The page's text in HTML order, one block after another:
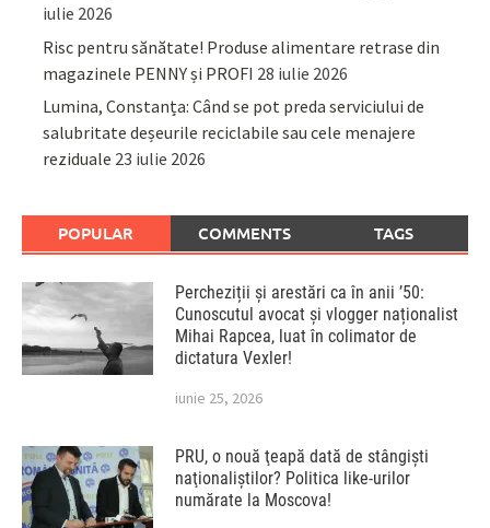
iulie 2026
Risc pentru sănătate! Produse alimentare retrase din
magazinele PENNY și PROFI 28 iulie 2026
Lumina, Constanța: Când se pot preda serviciului de
salubritate deșeurile reciclabile sau cele menajere
reziduale 23 iulie 2026
POPULAR COMMENTS TAGS
Percheziții și arestări ca în anii ’50:
Cunoscutul avocat și vlogger naționalist
Mihai Rapcea, luat în colimator de
dictatura Vexler!
iunie 25, 2026
PRU, o nouă ţeapă dată de stângişti
naţionaliştilor? Politica like-urilor
numărate la Moscova!